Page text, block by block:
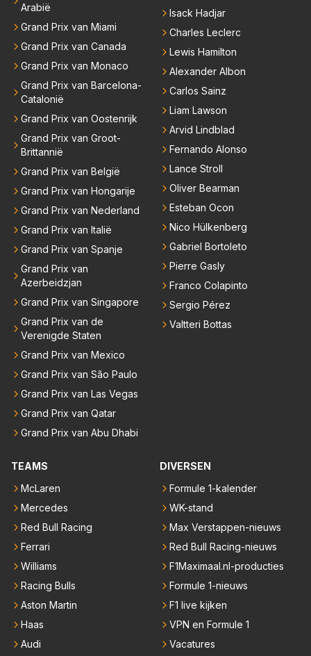
Arabië
Grand Prix van Miami
Grand Prix van Canada
Grand Prix van Monaco
Grand Prix van Barcelona-
Catalonië
Grand Prix van Oostenrijk
Grand Prix van Groot-
Brittannië
Grand Prix van België
Grand Prix van Hongarije
Grand Prix van Nederland
Grand Prix van Italië
Grand Prix van Spanje
Grand Prix van
Azerbeidzjan
Grand Prix van Singapore
Grand Prix van de
Verenigde Staten
Grand Prix van Mexico
Grand Prix van São Paulo
Grand Prix van Las Vegas
Grand Prix van Qatar
Grand Prix van Abu Dhabi
Isack Hadjar
Charles Leclerc
Lewis Hamilton
Alexander Albon
Carlos Sainz
Liam Lawson
Arvid Lindblad
Fernando Alonso
Lance Stroll
Oliver Bearman
Esteban Ocon
Nico Hülkenberg
Gabriel Bortoleto
Pierre Gasly
Franco Colapinto
Sergio Pérez
Valtteri Bottas
TEAMS
McLaren
Mercedes
Red Bull Racing
Ferrari
Williams
Racing Bulls
Aston Martin
Haas
Audi
DIVERSEN
Formule 1-kalender
WK-stand
Max Verstappen-nieuws
Red Bull Racing-nieuws
F1Maximaal.nl-producties
Formule 1-nieuws
F1 live kijken
VPN en Formule 1
Vacatures